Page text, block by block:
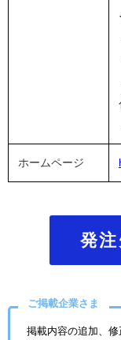
ホームページ
発
ご掲載企業さま
掲載内容の追加、修